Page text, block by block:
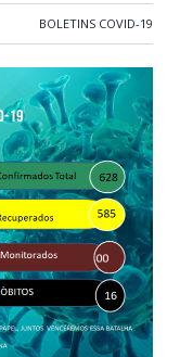
BOLETINS COVID-19